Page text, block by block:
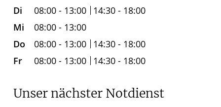
Di
08:00 - 13:00
14:30 - 18:00
Mi
08:00 - 13:00
Do
08:00 - 13:00
14:30 - 18:00
Fr
08:00 - 13:00 14:30 - 18:00
Unser nächster Notdienst